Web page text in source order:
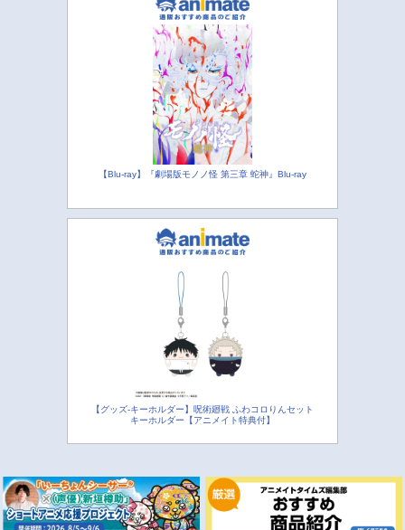
【Blu-ray】『劇場版モノノ怪 第三章 蛇神』Blu-ray
【グッズ-キーホルダー】呪術廻戦 ふわコロりんセット
キーホルダー【アニメイト特典付】